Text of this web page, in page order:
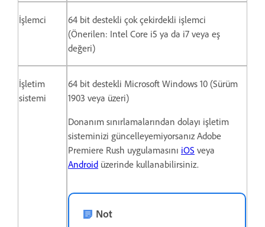
İşlemci
64 bit destekli çok çekirdekli işlemci
(Önerilen: Intel Core i5 ya da i7 veya eş
değeri)
İşletim
sistemi
64 bit destekli Microsoft Windows 10 (Sürüm
1903 veya üzeri)
Donanım sınırlamalarından dolayı işletim
sisteminizi güncelleyemiyorsanız Adobe
Premiere Rush uygulamasını iOS veya
Android üzerinde kullanabilirsiniz.
Not